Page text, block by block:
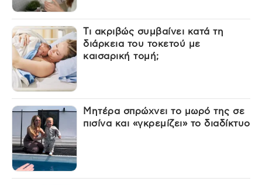
Τι ακριβώς συμβαίνει κατά τη
διάρκεια του τοκετού με
καισαρική τομή;
Μητέρα σπρώχνει το μωρό της σε
πισίνα και «γκρεμίζει» το διαδίκτυο